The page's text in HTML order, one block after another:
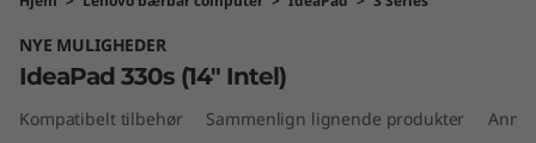
a
d
3
NYE MULIGHEDER
IdeaPad 330s (14" Intel)
Kompatibelt tilbehør Sammenlign lignende produkter